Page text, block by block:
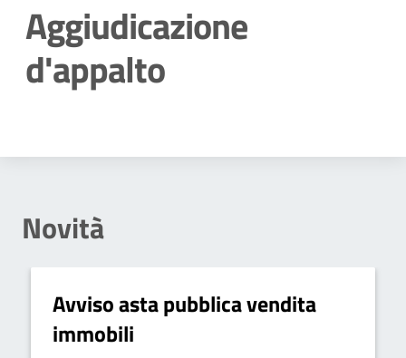
Aggiudicazione
d'appalto
Novità
Avviso asta pubblica vendita
immobili